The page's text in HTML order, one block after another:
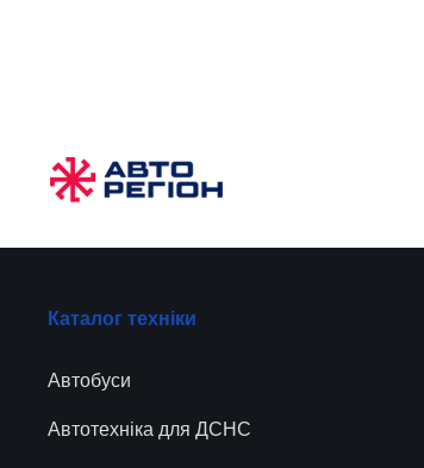
Каталог техніки
Автобуси
Автотехніка для ДСНС